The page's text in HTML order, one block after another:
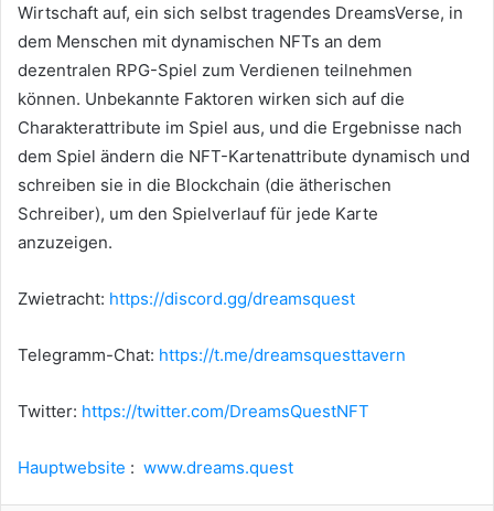
Wirtschaft auf, ein sich selbst tragendes DreamsVerse, in
dem Menschen mit dynamischen NFTs an dem
dezentralen RPG-Spiel zum Verdienen teilnehmen
können. Unbekannte Faktoren wirken sich auf die
Charakterattribute im Spiel aus, und die Ergebnisse nach
dem Spiel ändern die NFT-Kartenattribute dynamisch und
schreiben sie in die Blockchain (die ätherischen
Schreiber), um den Spielverlauf für jede Karte
anzuzeigen.
Zwietracht: https://discord.gg/dreamsquest
Telegramm-Chat: https://t.me/dreamsquesttavern
Twitter: https://twitter.com/DreamsQuestNFT
Hauptwebsite : www.dreams.quest